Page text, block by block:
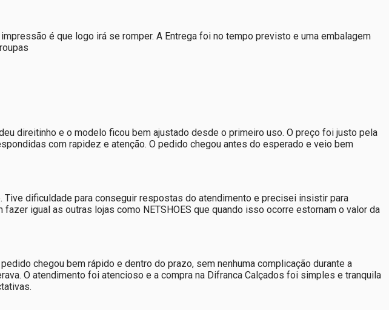
é que logo irá se romper. A Entrega foi no tempo previsto e uma embalagem
direitinho e o modelo ficou bem ajustado desde o primeiro uso. O preço foi justo pela
com rapidez e atenção. O pedido chegou antes do esperado e veio bem
dificuldade para conseguir respostas do atendimento e precisei insistir para
igual as outras lojas como NETSHOES que quando isso ocorre estornam o valor da
chegou bem rápido e dentro do prazo, sem nenhuma complicação durante a
O atendimento foi atencioso e a compra na Difranca Calçados foi simples e tranquila